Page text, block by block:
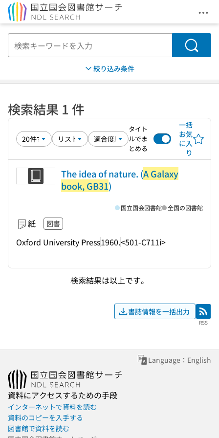
メ
検索
絞り込み条件
検索結果 1 件
タイト
ルでま
とめる
一括
お気
に入
り
The idea of nature. (A Galaxy
book, GB31)
紙 図書
Oxford University Press1960.<501-C711i>
国立国会図書館 全国の図書館
検索結果は以上です。
書誌情報を一括出力 RSS
RSS
Language：English
資料にアクセスするための手段
インターネットで資料を読む
資料のコピーを入手する
図書館で資料を読む